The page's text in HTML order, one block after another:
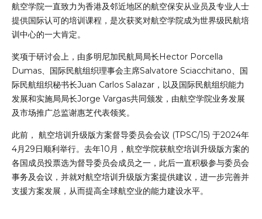
航空学院一直致力为香港及邻近地区的航空保安从业员及专业人士
提供国际认可的培训课程，是次获奖对航空学院成为世界级民航培
训中心的一大肯定。
奖项于研讨会上，由多明尼加民航局局长Hector Porcella
Dumas、国际民航组织理事会主席Salvatore Sciacchitano、国
际民航组织秘书长Juan Carlos Salazar，以及国际民航组织能力
发展和实施局局长Jorge Vargas共同颁发，由航空学院业务发展
及市场推广总监谢惠芝代表领奖。
此前， 航空培训升级版方案督导委员会会议 (TPSC/15) 于2024年
4月29日顺利举行。去年10月，航空学院获航空培训升级版方案的
各国成员投票选为督导委员会成员之一，此后一直积极参与委员会
事务及会议，并就对航空培训升级版方案提供建议，进一步完善并
支援方案发展，从而提高全球航空业的能力建设水平。